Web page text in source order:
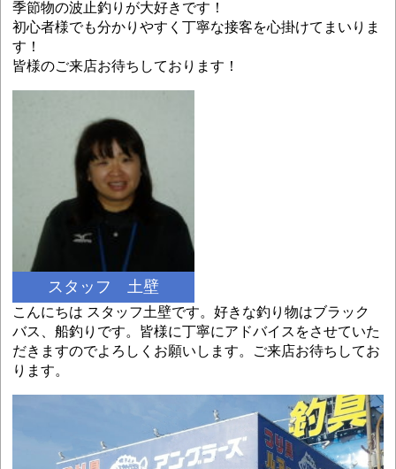
季節物の波止釣りが大好きです！
初心者様でも分かりやすく丁寧な接客を心掛けてまいりま
す！
皆様のご来店お待ちしております！
スタッフ 土壁
こんにちは スタッフ土壁です。好きな釣り物はブラック
バス、船釣りです。皆様に丁寧にアドバイスをさせていた
だきますのでよろしくお願いします。ご来店お待ちしてお
ります。